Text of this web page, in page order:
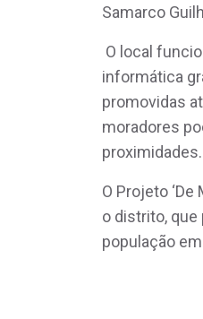
Samarco
O local
informática
promovidas
moradores
proximidades.
O Projeto
o distrito,
população